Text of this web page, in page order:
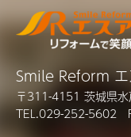
Smile Reform
〒311-4151 茨城県
TEL.029-252-5602